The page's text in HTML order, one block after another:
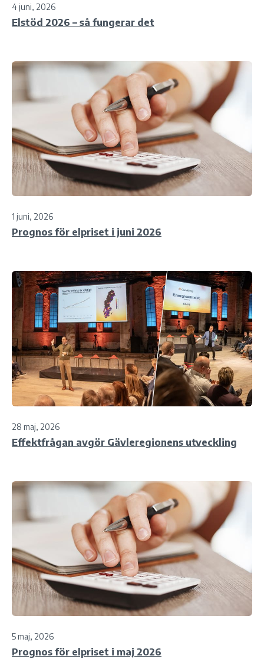
4 juni, 2026
Elstöd 2026 – så fungerar det
1 juni, 2026
Prognos för elpriset i juni 2026
28 maj, 2026
Effektfrågan avgör Gävleregionens utveckling
5 maj, 2026
Prognos för elpriset i maj 2026